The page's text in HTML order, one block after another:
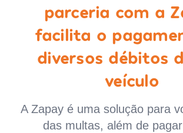
parceria com a
facilita o
diversos débitos
veículo
A Zapay é uma solução para
das multas, além de